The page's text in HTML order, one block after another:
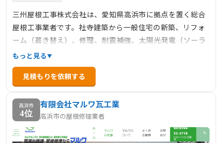
三州屋根工事株式会社は、愛知県高浜市に拠点を置く総合
屋根工事業者です。社寺建築から一般住宅の新築、リフォ
ーム（葺き替え）、修理、耐震補強、太陽光発電（ソーラ
ー）まで、幅広いサービスを提供しています。
もっと見る
見積もりを依頼する
高浜市
4位
有限会社マルワ瓦工業
高浜市の屋根修理業者